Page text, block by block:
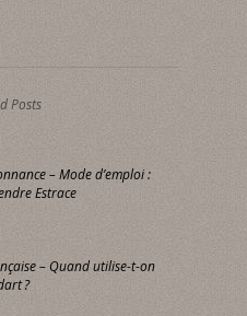
Posts
– Mode d’emploi :
Estrace
– Quand utilise-t-on
?